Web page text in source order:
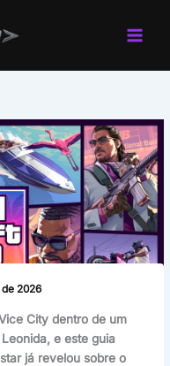
2026
City dentro de um
e este guia
já revelou sobre o